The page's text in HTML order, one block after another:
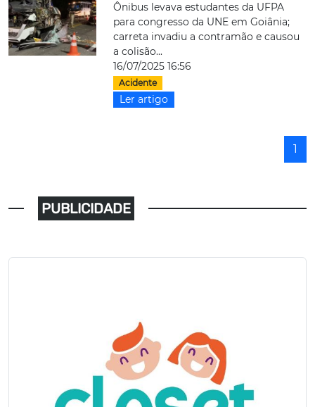
Ônibus levava estudantes da UFPA
para congresso da UNE em Goiânia;
carreta invadiu a contramão e causou
a colisão...
16/07/2025 16:56
Acidente
Ler artigo
1
PUBLICIDADE